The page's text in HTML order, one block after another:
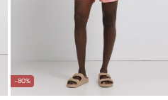
-80%